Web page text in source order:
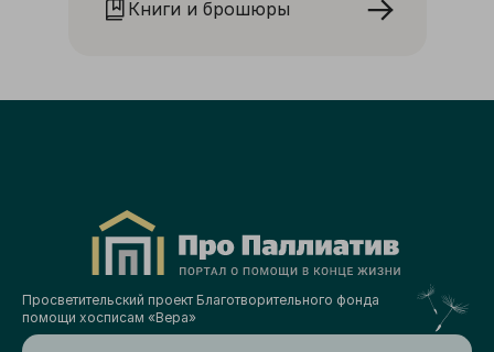
Книги и брошюры
Просветительский проект Благотворительного фонда
помощи хосписам «Вера»